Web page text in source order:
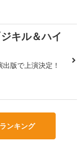
キル＆ハイ
版で上演決定！
ンキング